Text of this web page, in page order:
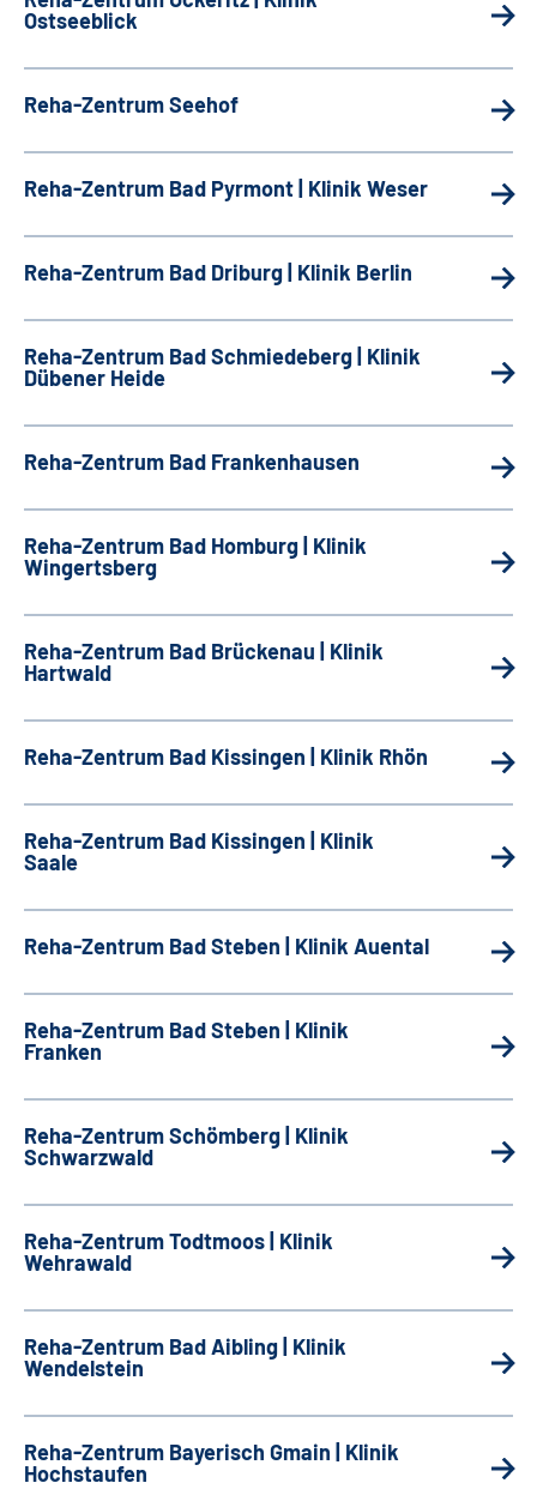
Ostseeblick
Reha-Zentrum Seehof
Reha-Zentrum Bad Pyrmont | Klinik Weser
Reha-Zentrum Bad Driburg | Klinik Berlin
Reha-Zentrum Bad Schmiedeberg | Klinik
Dübener Heide
Reha-Zentrum Bad Frankenhausen
Reha-Zentrum Bad Homburg | Klinik
Wingertsberg
Reha-Zentrum Bad Brückenau | Klinik
Hartwald
Reha-Zentrum Bad Kissingen | Klinik Rhön
Reha-Zentrum Bad Kissingen | Klinik
Saale
Reha-Zentrum Bad Steben | Klinik Auental
Reha-Zentrum Bad Steben | Klinik
Franken
Reha-Zentrum Schömberg | Klinik
Schwarzwald
Reha-Zentrum Todtmoos | Klinik
Wehrawald
Reha-Zentrum Bad Aibling | Klinik
Wendelstein
Reha-Zentrum Bayerisch Gmain | Klinik
Hochstaufen